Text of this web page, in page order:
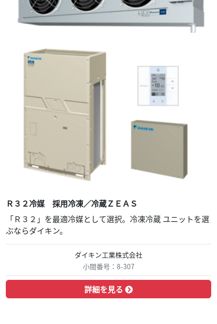
Ｒ３２冷媒 採用冷凍／冷蔵ＺＥＡＳ
「Ｒ３２」を最適冷媒として選択。冷凍冷蔵 ユニットを選
ぶならダイキン。
ダイキン工業株式会社
小間番号：8-307
詳細を見る